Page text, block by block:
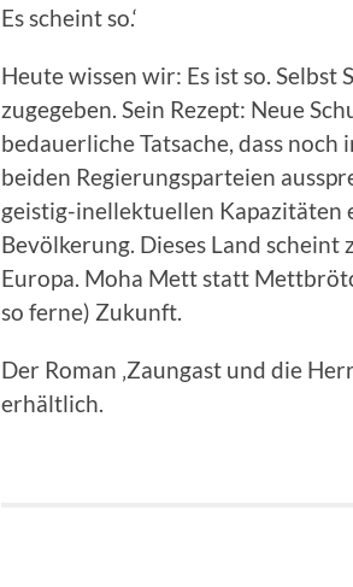
Es scheint so.‘
Heute wissen wir: Es ist so.
zugegeben. Sein Rezept: Neue
bedauerliche Tatsache, dass
beiden Regierungsparteien
geistig-inellektuellen Kapazitäten
Bevölkerung. Dieses Land
Europa. Moha Mett statt
so ferne) Zukunft.
Der Roman ‚Zaungast und die
erhältlich.